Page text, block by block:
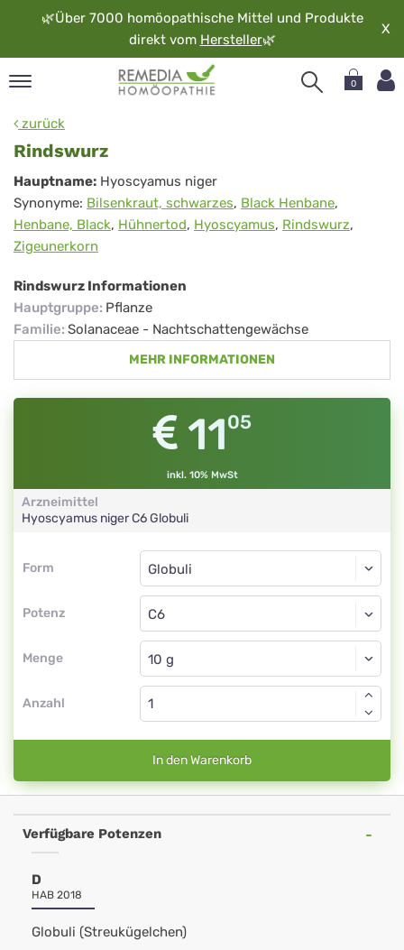
🌿Über 7000 homöopathische Mittel und Produkte
direkt vom Hersteller🌿
X
0
zurück
Rindswurz
Rindswurz
Hauptname: Hyoscyamus niger
Synonyme: Bilsenkraut, schwarzes, Black Henbane,
Henbane, Black, Hühnertod, Hyoscyamus, Rindswurz,
Zigeunerkorn
Rindswurz Informationen
Hauptgruppe: Pflanze
Familie: Solanaceae - Nachtschattengewächse
MEHR INFORMATIONEN
1105
inkl. 10% MwSt
Arzneimittel
Hyoscyamus nigerC6Globuli
Form
Form
Potenz
Globuli
C6
Menge
Globuli
Anzahl
In den Warenkorb
Verfügbare Potenzen
D
HAB 2018
Globuli (Streukügelchen)